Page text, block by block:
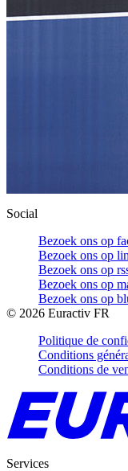
Social
Bezoek ons op
Bezoek ons op
Bezoek ons op
Bezoek ons op
Bezoek ons op
© 2026 Euractiv FR
Politique de
Conditions
Conditions de
Services